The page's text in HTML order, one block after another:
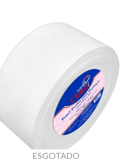
ESGOTADO